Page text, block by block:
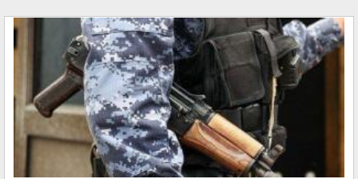
Строительство в СПБ|Блокада Ленинграда|Путин
в Санкт-Петербурге